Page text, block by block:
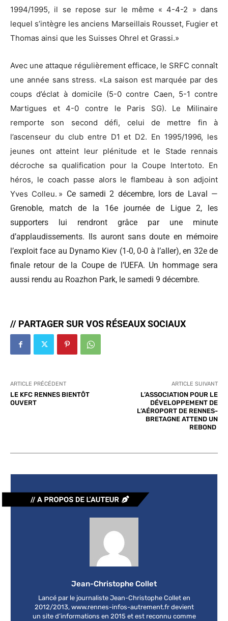
1994/1995, il se repose sur le même « 4-4-2 » dans
lequel s’intègre les anciens Marseillais Rousset, Fugier et
Thomas ainsi que les Suisses Ohrel et Grassi.»
Avec une attaque régulièrement efficace, le SRFC connaît
une année sans stress. «La saison est marquée par des
coups d’éclat à domicile (5-0 contre Caen, 5-1 contre
Martigues et 4-0 contre le Paris SG). Le Milinaire
remporte son second défi, celui de mettre fin à
l’ascenseur du club entre D1 et D2. En 1995/1996, les
jeunes ont atteint leur plénitude et le Stade rennais
décroche sa qualification pour la Coupe Intertoto. En
héros, le coach passe alors le flambeau à son adjoint
Yves Colleu. » Ce samedi 2 décembre, lors de Laval —
Grenoble, match de la 16e journée de Ligue 2, les
supporters lui rendront grâce par une minute
d’applaudissements. Ils auront sans doute en mémoire
l’exploit face au Dynamo Kiev (1-0, 0-0 à l’aller), en 32e de
finale retour de la Coupe de l’UEFA. Un hommage sera
aussi rendu au Roazhon Park, le samedi 9 décembre.
// PARTAGER SUR VOS RÉSEAUX SOCIAUX
ARTICLE PRÉCÉDENT
LE KFC RENNES BIENTÔT
OUVERT
ARTICLE SUIVANT
L’ASSOCIATION POUR LE
DÉVELOPPEMENT DE
L’AÉROPORT DE RENNES-
BRETAGNE ATTEND UN
REBOND
Jean-Christophe Collet
Lancé par le journaliste Jean-Christophe Collet en
2012/2013, www.rennes-infos-autrement.fr devient
un site d’informations en 2015 et est reconnu comme